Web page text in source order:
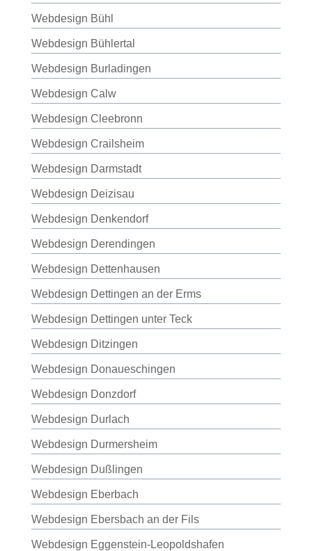
Webdesign Bühl
Webdesign Bühlertal
Webdesign Burladingen
Webdesign Calw
Webdesign Cleebronn
Webdesign Crailsheim
Webdesign Darmstadt
Webdesign Deizisau
Webdesign Denkendorf
Webdesign Derendingen
Webdesign Dettenhausen
Webdesign Dettingen an der Erms
Webdesign Dettingen unter Teck
Webdesign Ditzingen
Webdesign Donaueschingen
Webdesign Donzdorf
Webdesign Durlach
Webdesign Durmersheim
Webdesign Dußlingen
Webdesign Eberbach
Webdesign Ebersbach an der Fils
Webdesign Eggenstein-Leopoldshafen